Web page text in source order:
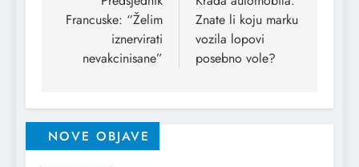
Francuske: “Želim
iznervirati
nevakcinisane”
Znate li koju marku
vozila lopovi
posebno vole?
NOVE OBJAVE